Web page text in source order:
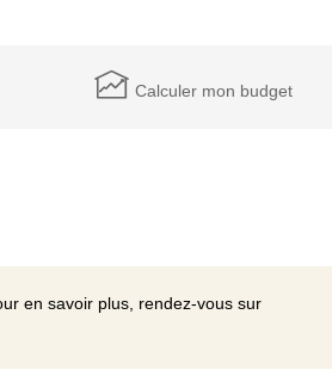
Calculer mon budget
en savoir plus, rendez-vous sur